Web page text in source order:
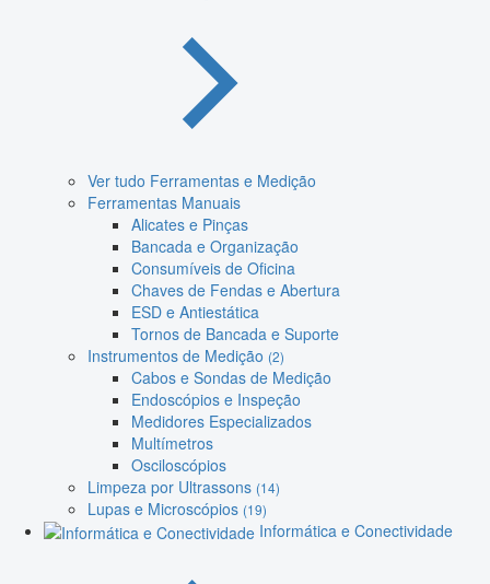
Ver tudo Ferramentas e Medição
Ferramentas Manuais
Alicates e Pinças
Bancada e Organização
Consumíveis de Oficina
Chaves de Fendas e Abertura
ESD e Antiestática
Tornos de Bancada e Suporte
Instrumentos de Medição (2)
Cabos e Sondas de Medição
Endoscópios e Inspeção
Medidores Especializados
Multímetros
Osciloscópios
Limpeza por Ultrassons (14)
Lupas e Microscópios (19)
Informática e Conectividade